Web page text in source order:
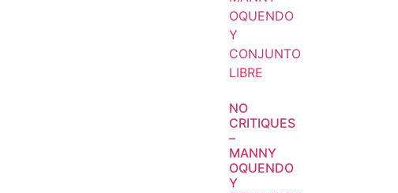
NO
CRITIQUES
–
MANNY
OQUENDO
Y